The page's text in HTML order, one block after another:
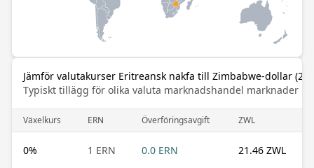
Jämför valutakurser Eritreansk nakfa till Zimbabwe-dollar
Typiskt tillägg för olika valuta marknadshandel marknader
Växelkurs ERN Överföringsavgift ZWL
0% 1 ERN 0.0 ERN 21.46 ZWL